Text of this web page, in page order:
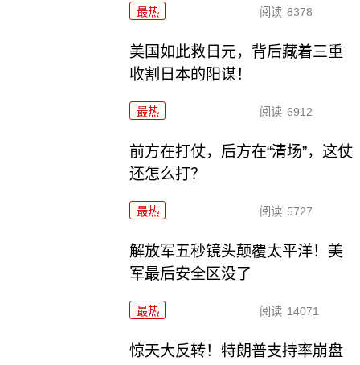
最热 阅读 8378
美国如此救日元，背后藏着三重
收割日本的阳谋！
最热 阅读 6912
前方在打仗，后方在“清场”，这仗
还怎么打？
最热 阅读 5727
解放军五秒镜头颠覆太平洋！美
军最后安全区没了
最热 阅读 14071
惊天大反转！特朗普支持率崩盘